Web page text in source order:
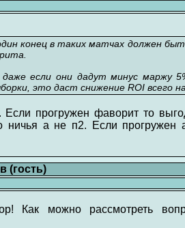
конец в таких матчах должен
если они дадут минус маржу
это даст снижение ROI всего
прогружен фаворит то
ничья а не п2. Если прогружен
(гость)
Как можно рассмотреть